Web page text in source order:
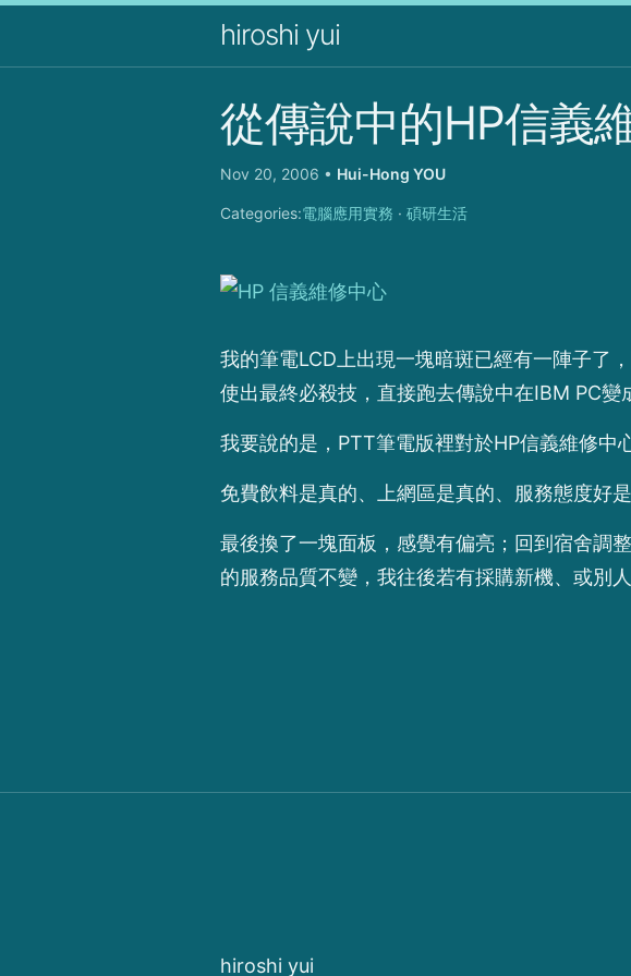
hiroshi yui
從傳說中的HP信義
Nov 20, 2006 • Hui-Hong YOU
Categories:電腦應用實務 · 碩研生活
我的筆電LCD上出現一塊暗斑已經有一陣子了
使出最終必殺技，直接跑去傳說中在IBM PC
我要說的是，PTT筆電版裡對於HP信義維修中
免費飲料是真的、上網區是真的、服務態度好是
最後換了一塊面板，感覺有偏亮；回到宿舍調
的服務品質不變，我往後若有採購新機、或別
hiroshi yui